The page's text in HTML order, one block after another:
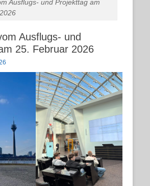
Ausflugs- und Projekttag am
Ausflugs- und
25. Februar 2026